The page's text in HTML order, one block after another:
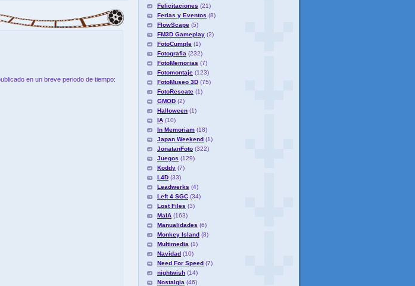
en un breve periodo de tiempo:
Felicitaciones (21)
Ferias y Eventos (8)
FlowScape (5)
FM3D Gameplay (2)
FotoCumple (1)
Fotografia (232)
FotoMemorias (7)
Fotomontaje (123)
FotoMuseo 3D (75)
FotoRescate (1)
GMOD (2)
Halloween (1)
IA (10)
In Memoriam (18)
Japan Weekend (1)
JonatanFoto (322)
Juegos (129)
Koddy (7)
L4D (33)
Leadwerks (4)
Left 4 SGC (34)
Lost Files (3)
MaIA (163)
Manualidades (6)
Monkey Island (8)
Multimedia (1)
Navidad (10)
Need For Speed (7)
nightwish (14)
Nostalgia (46)